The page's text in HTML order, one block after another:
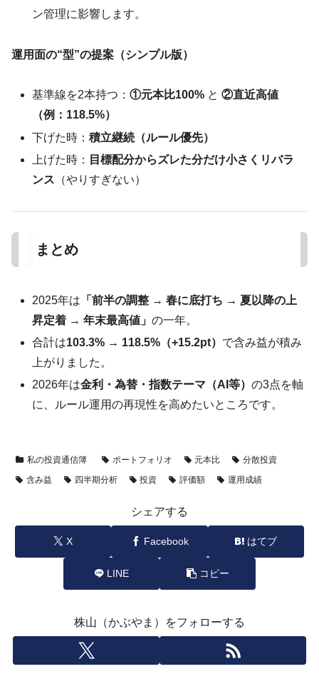
ン管理に影響します。
運用面の“型”の提案（シンプル版）
基準線を2本持つ：①元本比100% と②直近高値
（例：118.5%）
下げた時：積立継続（ルール優先）
上げた時：
目標配分からズレた分だけ小さくリバラ
ンス （やりすぎない）
まとめ
2025年は 「前半の調整 → 春に底打ち → 夏以降の上
昇定着 → 年末最高値」の一年。
合計は103.3% → 118.5%（+15.2pt） で含み益が積み
上がりました。
2026年は金利・為替・指数テーマ（AI等）の3点を軸
に、ルール運用の再現性を高めたいところです。
私の投資通信簿 ポートフォリオ 元本比
分散投資
含み益
四半期分析 投資 評価額 運用成績
シェアする
X Facebook はてブ
LINE コピー
株山（かぶやま）をフォローする